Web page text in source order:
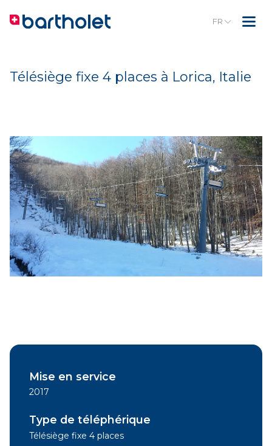
FR
Télésiège fixe 4 places à Lorica, Italie
Mise en service
2017
Type de téléphérique
Télésiège fixe 4 places